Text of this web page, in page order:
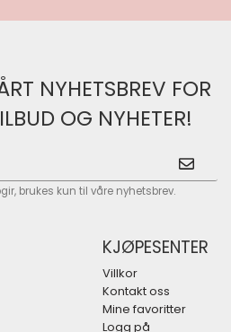
NYHETSBREV FOR
OG NYHETER!
brukes kun til våre nyhetsbrev.
KJØPESENTER
Villkor
Kontakt oss
Mine favoritter
Logg på